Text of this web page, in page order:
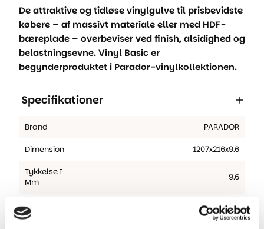
De attraktive og tidløse vinylgulve til prisbevidste
købere – af massivt materiale eller med HDF-
bæreplade – overbeviser ved finish, alsidighed og
belastningsevne. Vinyl Basic er
begynderproduktet i Parador-vinylkollektionen.
Specifikationer
Brand PARADOR
Dimension 1207x216x9.6
Tykkelse I
Mm
9.6
Bagside
Med korkbagside, behøves derfor ikke
yderligere underlag